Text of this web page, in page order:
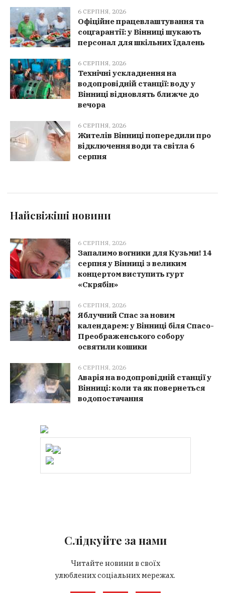
6 СЕРПНЯ, 2026
Офіційне працевлаштування та
соцгарантії: у Вінниці шукають
персонал для шкільних їдалень
6 СЕРПНЯ, 2026
Технічні ускладнення на
водопровідній станції: воду у
Вінниці відновлять ближче до
вечора
6 СЕРПНЯ, 2026
Жителів Вінниці попередили про
відключення води та світла 6
серпня
Найсвіжіші новини
6 СЕРПНЯ, 2026
Запалимо вогники для Кузьми! 14
серпня у Вінниці з великим
концертом виступить гурт
«Скрябін»
6 СЕРПНЯ, 2026
Яблучний Спас за новим
календарем: у Вінниці біля Спасо-
Преображенського собору
освятили кошики
6 СЕРПНЯ, 2026
Аварія на водопровідній станції у
Вінниці: коли та як повернеться
водопостачання
Слідкуйте за нами
Читайте новини в своїх
улюблених соціальних мережах.